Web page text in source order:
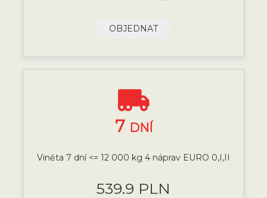
OBJEDNAT
7 DNÍ
Viněta 7 dní <= 12 000 kg 4 náprav EURO 0,I,II
539.9 PLN